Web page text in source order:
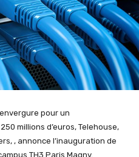
pour un
millions d’euros, Telehouse,
, annonce l’inauguration de
TH3 Paris Magny.